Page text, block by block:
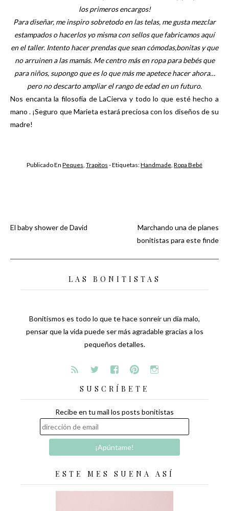
los primeros encargos!
Para diseñar, me inspiro sobretodo en las telas, me gusta mezclar
estampados o hacerlos yo misma con sellos que fabricamos aquí
en el taller. Intento hacer prendas que sean cómodas,bonitas y que
no arruinen a las mamás. Me centro más en ropa para bebés que
para niños, supongo que es lo que más me apetece hacer ahora…
pero no descarto ampliar el rango de edad en un futuro.
Nos encanta la filosofía de LaCierva y todo lo que esté hecho a
mano . ¡Seguro que Marieta estará preciosa con los diseños de su
madre!
Publicado En Peques Trapitos - Etiquetas:Handmade Ropa Bebé
Navegación
de
entradas
El baby shower de David
Marchando una de planes
bonitistas para este finde
LAS BONITISTAS
Bonitismos es todo lo que te hace sonreír un día malo,
pensar que la vida puede ser más agradable gracias a los
pequeños detalles.
SUSCRÍBETE
Recibe en tu mail los posts bonitistas
ESTE MES SUENA ASÍ